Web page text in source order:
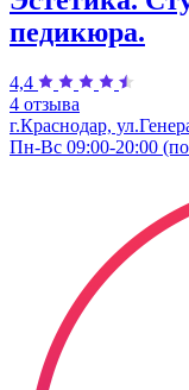
педикюра.
4,4
4 отзыва
г.Краснодар,
Пн-Вс 09:00-20:00